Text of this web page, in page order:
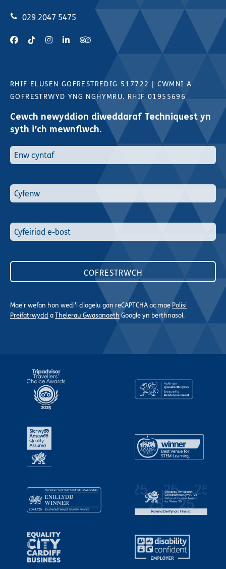
029 2047 5475
RHIF ELUSEN GOFRESTREDIG 517722
CWMNI A
GOFRESTRWYD YNG NGHYMRU. RHIF 01955696
Cewch newyddion diweddaraf Techniquest yn
syth i’ch mewnflwch.
Mae'r wefan hon wedi'i diogelu gan reCAPTCHA ac maePolisi
Preifatrwydd aThelerau GwasanaethGoogle yn berthnasol.